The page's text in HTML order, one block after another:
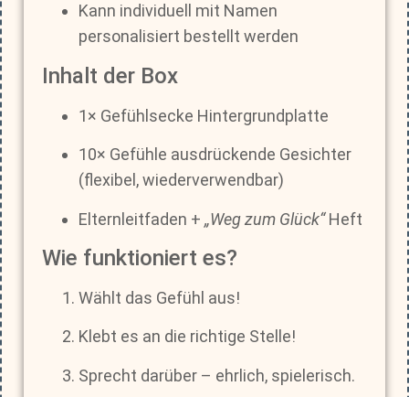
Kann individuell mit Namen
personalisiert bestellt werden
Inhalt der Box
1× Gefühlsecke Hintergrundplatte
10× Gefühle ausdrückende Gesichter
(flexibel, wiederverwendbar)
Elternleitfaden + „Weg zum Glück“Heft
Wie funktioniert es?
Wählt das Gefühl aus!
Klebt es an die richtige Stelle!
Sprecht darüber – ehrlich, spielerisch.